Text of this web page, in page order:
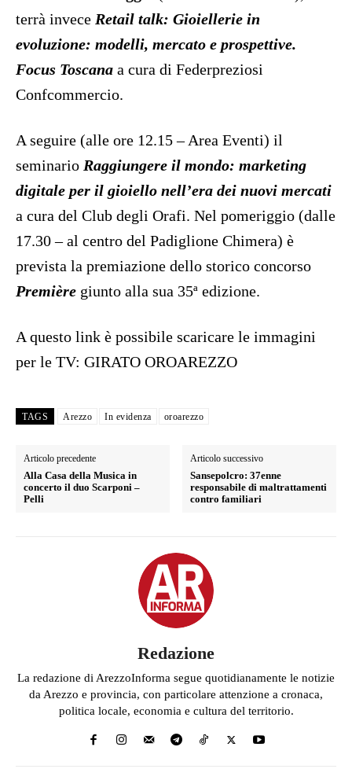
terrà invece Retail talk: Gioiellerie in
evoluzione: modelli, mercato e prospettive.
Focus Toscana a cura di Federpreziosi
Confcommercio.
A seguire (alle ore 12.15 – Area Eventi) il
seminario Raggiungere il mondo: marketing
digitale per il gioiello nell’era dei nuovi mercati
a cura del Club degli Orafi. Nel pomeriggio (dalle
17.30 – al centro del Padiglione Chimera) è
prevista la premiazione dello storico concorso
Première giunto alla sua 35ª edizione.
A questo link è possibile scaricare le immagini
per le TV: GIRATO OROAREZZO
TAGS Arezzo In evidenza oroarezzo
Articolo precedente
Alla Casa della Musica in
concerto il duo Scarponi –
Pelli
Articolo successivo
Sansepolcro: 37enne
responsabile di maltrattamenti
contro familiari
Redazione
La redazione di ArezzoInforma segue quotidianamente le notizie
da Arezzo e provincia, con particolare attenzione a cronaca,
politica locale, economia e cultura del territorio.